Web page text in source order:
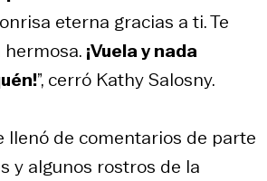
eterna gracias a ti. Te
¡Vuela y nada
”, cerró Kathy Salosny.
llenó de comentarios de parte
y algunos rostros de la